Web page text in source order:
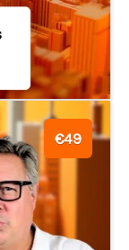
€49